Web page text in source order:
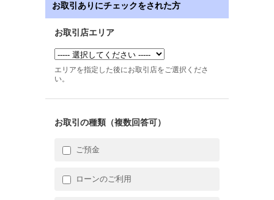
お取引ありにチェックをされた方
お取引店エリア
エリアを指定した後にお取引店をご選択くださ
い。
お取引の種類（複数回答可）
ご預金
ローンのご利用